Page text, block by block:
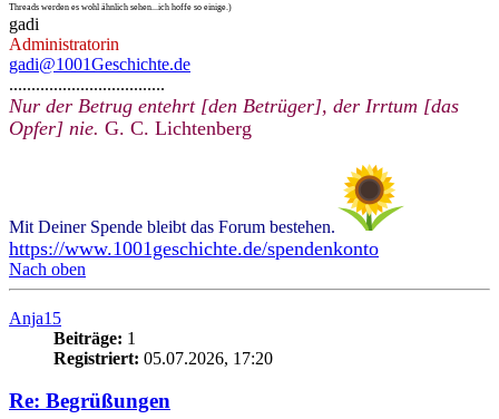
Threads werden es wohl ähnlich sehen...ich hoffe so einige.)
gadi
Administratorin
gadi@1001Geschichte.de
...................................
Nur der Betrug entehrt [den Betrüger], der Irrtum [das
Opfer] nie. G. C. Lichtenberg
Mit Deiner Spende bleibt das Forum bestehen.
https://www.1001geschichte.de/spendenkonto
Nach oben
Anja15
Beiträge: 1
Registriert: 05.07.2026, 17:20
Re: Begrüßungen